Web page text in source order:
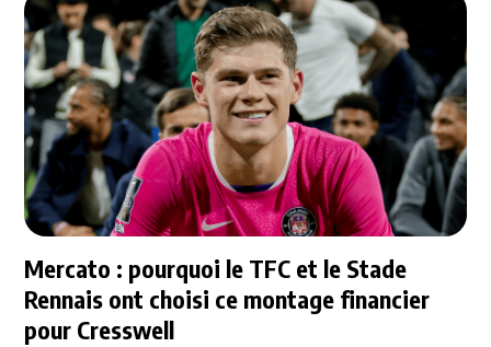
Mercato : pourquoi le TFC et le Stade
Rennais ont choisi ce montage financier
pour Cresswell